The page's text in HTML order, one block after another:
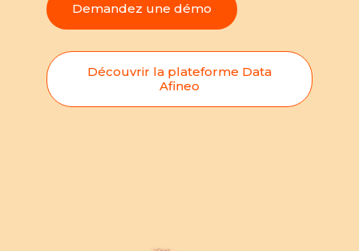
Demandez une démo
Découvrir la plateforme Data
Afineo